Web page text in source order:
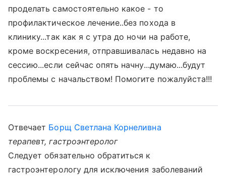
проделать самостоятельно какое - то
профилактическое лечение..без похода в
клинику...так как я с утра до ночи на работе,
кроме воскресения, отправшивалась недавно на
сессию...если сейчас опять начну...думаю...будут
проблемы с начальством! Помогите пожалуйста!!!
Отвечает Борщ Светлана Корнеливна
терапевт, гастроэнтеролог
Следует обязательно обратиться к
гастроэнтерологу для исключения заболеваний